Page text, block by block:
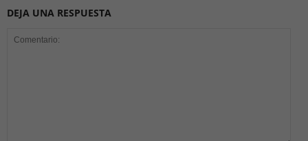
DEJA UNA RESPUESTA